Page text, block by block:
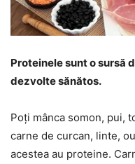
Proteinele sunt o sursă
dezvolte sănătos.
Poți mânca somon, pui,
carne de curcan, linte,
acestea au proteine.